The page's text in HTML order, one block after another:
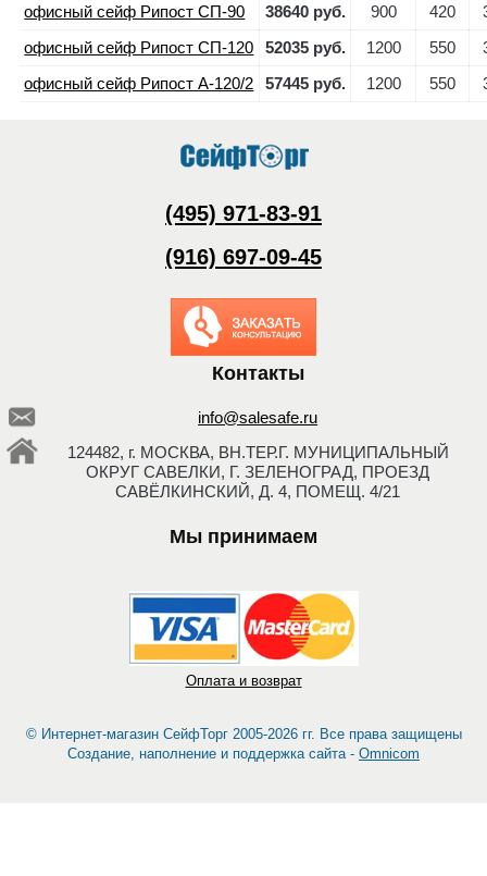
офисный сейф Рипост СП-90
38640 руб. 900 420
офисный сейф Рипост СП-120
52035 руб. 1200 550
офисный сейф Рипост А-120/2
57445 руб. 1200 550
(495) 971-83-91
(916) 697-09-45
Заказать обратный
звонок
Контакты
info@salesafe.ru
124482, г. МОСКВА, ВН.ТЕР.Г. МУНИЦИПАЛЬНЫЙ
ОКРУГ САВЕЛКИ, Г. ЗЕЛЕНОГРАД, ПРОЕЗД
САВЁЛКИНСКИЙ, Д. 4, ПОМЕЩ. 4/21
Мы принимаем
Оплата и возврат
© Интернет-магазин СейфТорг 2005-2026 гг. Все права защищены
Создание, наполнение и поддержка сайта - Omnicom